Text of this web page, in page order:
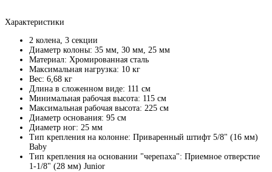
Характеристики
2 колена, 3 секции
Диаметр колоны: 35 мм, 30 мм, 25 мм
Материал: Хромированная сталь
Максимальная нагрузка: 10 кг
Вес: 6,68 кг
Длина в сложенном виде: 111 см
Минимальная рабочая высота: 115 см
Максимальная рабочая высота: 225 см
Диаметр основания: 95 см
Диаметр ног: 25 мм
Тип крепления на колонне: Приваренный штифт 5/8" (16 мм)
Baby
Тип крепления на основании "черепаха": Приемное отверстие
1-1/8" (28 мм) Junior